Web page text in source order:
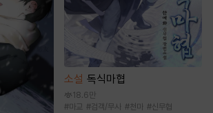
소설 독식마협
18.6만
#마교 #검객/무사 #천마 #신무협